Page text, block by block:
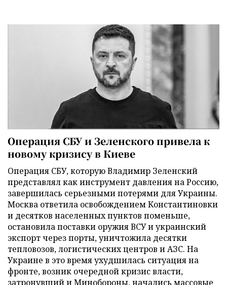
Операция СБУ и Зеленского привела к
новому кризису в Киеве
Операция СБУ, которую Владимир Зеленский
представлял как инструмент давления на Россию,
завершилась серьезными потерями для Украины.
Москва ответила освобождением Константиновки
и десятков населенных пунктов поменьше,
остановила поставки оружия ВСУ и украинский
экспорт через порты, уничтожила десятки
тепловозов, логистических центров и АЗС. На
Украине в это время ухудшилась ситуация на
фронте, возник очередной кризис власти,
затронувший и Минобороны, начались массовые